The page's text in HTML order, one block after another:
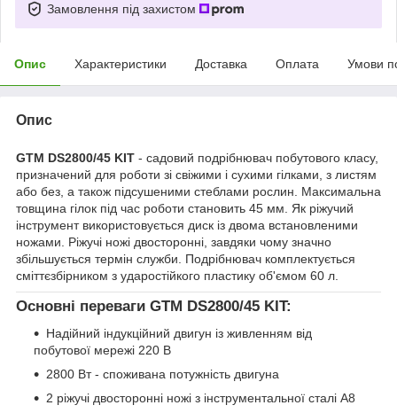
Замовлення під захистом
Опис Характеристики Доставка Оплата Умови
Опис
GTM DS2800/45 KIT - садовий подрібнювач побутового класу,
призначений для роботи зі свіжими і сухими гілками, з листям
або без, а також підсушеними стеблами рослин. Максимальна
товщина гілок під час роботи становить 45 мм. Як ріжучий
інструмент використовується диск із двома встановленими
ножами. Ріжучі ножі двосторонні, завдяки чому значно
збільшується термін служби. Подрібнювач комплектується
сміттєзбірником з ударостійкого пластику об'ємом 60 л.
Основні переваги GTM DS2800/45 KIT:
Надійний індукційний двигун із живленням від
побутової мережі 220 В
2800 Вт - споживана потужність двигуна
2 ріжучі двосторонні ножі з інструментальної сталі A8